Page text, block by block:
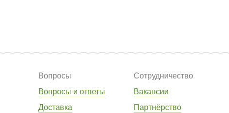
Вопросы
Вопросы и ответы
Доставка
Сотрудничество
Вакансии
Партнёрство